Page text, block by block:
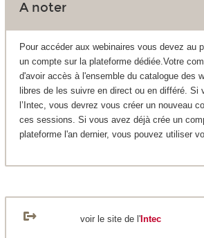
A noter
Pour accéder aux webinaires vous devez au
un compte sur la plateforme dédiée.Votre
d'avoir accès à l'ensemble du catalogue des
libres de les suivre en direct ou en différé. Si
l’Intec, vous devrez vous créer un nouveau
ces sessions. Si vous avez déjà crée un
plateforme l'an dernier, vous pouvez utiliser
voir le site de l' Intec